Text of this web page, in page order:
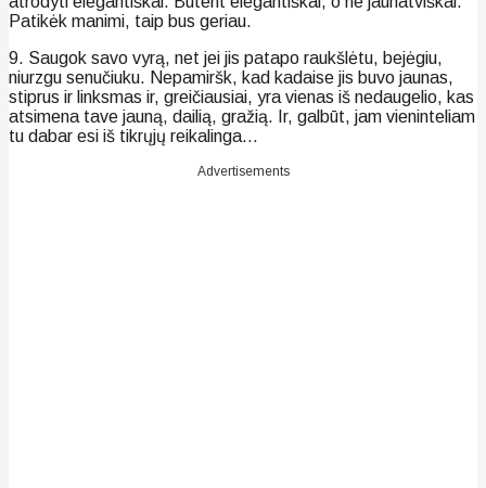
Patikėk manimi, taip bus geriau.
9. Saugok savo vyrą, net jei jis patapo raukšlėtu, bejėgiu,
niurzgu senučiuku. Nepamiršk, kad kadaise jis buvo jaunas,
stiprus ir linksmas ir, greičiausiai, yra vienas iš nedaugelio, kas
atsimena tave jauną, dailią, gražią. Ir, galbūt, jam vieninteliam
tu dabar esi iš tikrųjų reikalinga…
Advertisements